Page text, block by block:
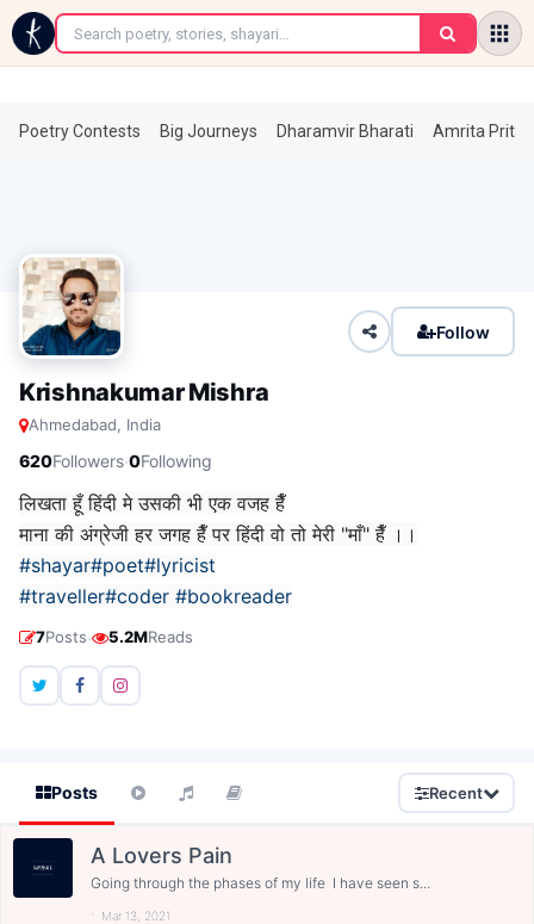
←
Poetry Contests Big Journeys Dharamvir Bharati Amrita
Follow
Krishnakumar Mishra
Ahmedabad, India
620Followers·0Following
लिखता हूँ हिंदी मे उसकी भी एक वजह हैँ
माना की अंग्रेजी हर जगह हैँ पर हिंदी वो तो मेरी "माँ" हैँ ।।
#shayar#poet#lyricist
#traveller#coder #bookreader
7Posts· 5.2MReads
Posts Recent
A Lovers Pain
Going through the phases of my life I have seen s...
Mar 13, 2021